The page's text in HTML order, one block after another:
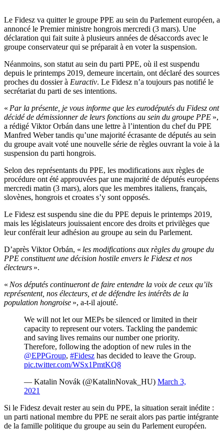
Le Fidesz va quitter le groupe PPE au sein du Parlement européen, a
annoncé le Premier ministre hongrois mercredi (3 mars). Une
déclaration qui fait suite à plusieurs années de désaccords avec le
groupe conservateur qui se préparait à en voter la suspension.
Néanmoins, son statut au sein du parti PPE, où il est suspendu
depuis le printemps 2019, demeure incertain, ont déclaré des sources
proches du dossier à Euractiv. Le Fidesz n’a toujours pas notifié le
secrétariat du parti de ses intentions.
« Par la présente, je vous informe que les eurodéputés du Fidesz ont
décidé de démissionner de leurs fonctions au sein du groupe PPE »,
a rédigé Viktor Orbán dans une lettre à l’intention du chef du PPE
Manfred Weber tandis qu’une majorité écrasante de députés au sein
du groupe avait voté une nouvelle série de règles ouvrant la voie à la
suspension du parti hongrois.
Selon des représentants du PPE, les modifications aux règles de
procédure ont été approuvées par une majorité de députés européens
mercredi matin (3 mars), alors que les membres italiens, français,
slovènes, hongrois et croates s’y sont opposés.
Le Fidesz est suspendu sine die du PPE depuis le printemps 2019,
mais les législateurs jouissaient encore des droits et privilèges que
leur conférait leur adhésion au groupe au sein du Parlement.
D’après Viktor Orbán, « les modifications aux règles du groupe du
PPE constituent une décision hostile envers le Fidesz et nos
électeurs ».
« Nos députés continueront de faire entendre la voix de ceux qu’ils
représentent, nos électeurs, et de défendre les intérêts de la
population hongroise », a-t-il ajouté.
We will not let our MEPs be silenced or limited in their
capacity to represent our voters. Tackling the pandemic
and saving lives remains our number one priority.
Therefore, following the adoption of new rules in the
@EPPGroup, #Fidesz has decided to leave the Group.
pic.twitter.com/WSx1PmtKQ8
— Katalin Novák (@KatalinNovak_HU) March 3,
2021
Si le Fidesz devait rester au sein du PPE, la situation serait inédite :
un parti national membre du PPE ne serait alors pas partie intégrante
de la famille politique du groupe au sein du Parlement européen.